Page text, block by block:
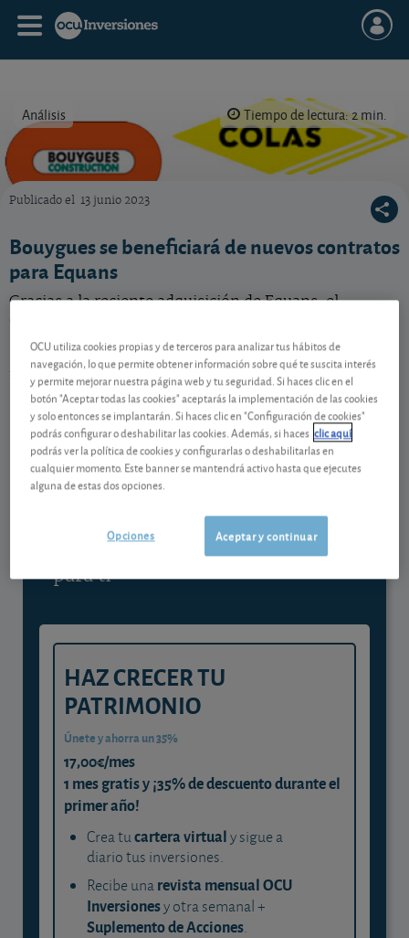
Análisis Tiempo de lectura: 2 min.
Qué hacer con esta acción del conglomerado francés Bouygues, que se ha hecho con
Publicado el 13 junio 2023
Bouygues se beneficiará de nuevos contratos
para Equans
Gracias a la reciente adquisición de Equans, el
impulsar el crecimiento a medio plazo en un
momento en que otras áreas dan muestras de
flaqueza.
Contenido reservado a SOCIOS
Gestiona tu dinero con visión
experta
y consigue que cada euro trabaje
para ti
HAZ CRECER TU
PATRIMONIO
Únete y ahorra un 35%
17,00€/mes
1 mes gratis y ¡35% de descuento durante el
primer año!
Crea tucartera virtualy sigue a
diario tus inversiones.
Recibe unarevista mensual OCU
Inversionesy otra semanal +
Suplemento de Acciones.
OCU utiliza cookies propias y de terceros para analizar tus hábitos de
navegación, lo que permite obtener información sobre qué te suscita interés
y permite mejorar nuestra página web y tu seguridad. Si haces clic en el
botón "Aceptar todas las cookies" aceptarás la implementación de las cookies
y solo entonces se implantarán. Si haces clic en "Configuración de cookies"
podrás configurar o deshabilitar las cookies. Además, si haces clic aquí
podrás ver la política de cookies y configurarlas o deshabilitarlas en
cualquier momento. Este banner se mantendrá activo hasta que ejecutes
alguna de estas dos opciones.
Aceptar y continuar
Opciones